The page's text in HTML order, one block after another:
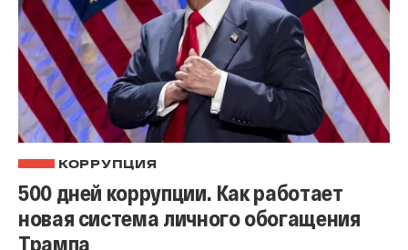
КОРРУПЦИЯ
500 дней коррупции. Как работает
новая система личного обогащения
Трампа